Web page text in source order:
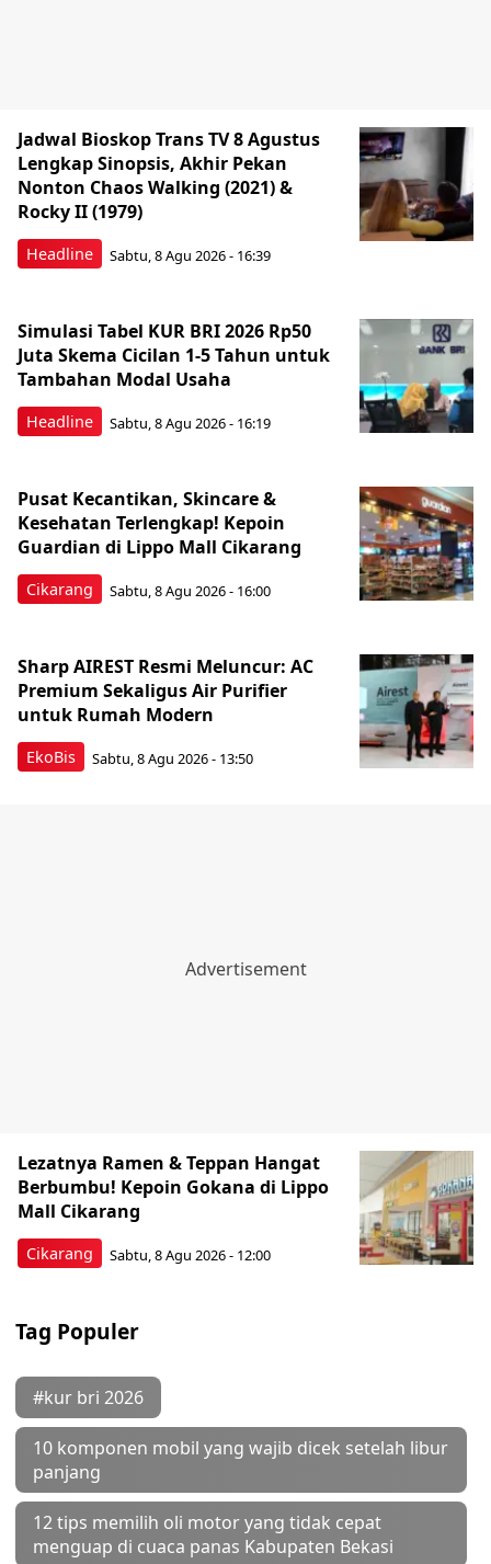
Headline
Jadwal Bioskop Trans TV 8 Agustus
Lengkap Sinopsis, Akhir Pekan
Nonton Chaos Walking (2021) &
Rocky II (1979)
Sabtu, 8 Agu 2026 - 16:39
Headline
Simulasi Tabel KUR BRI 2026 Rp50
Juta Skema Cicilan 1-5 Tahun untuk
Tambahan Modal Usaha
Sabtu, 8 Agu 2026 - 16:19
Cikarang
Pusat Kecantikan, Skincare &
Kesehatan Terlengkap! Kepoin
Guardian di Lippo Mall Cikarang
Sabtu, 8 Agu 2026 - 16:00
EkoBis
Sharp AIREST Resmi Meluncur: AC
Premium Sekaligus Air Purifier
untuk Rumah Modern
Sabtu, 8 Agu 2026 - 13:50
Cikarang
Lezatnya Ramen & Teppan Hangat
Berbumbu! Kepoin Gokana di Lippo
Mall Cikarang
Sabtu, 8 Agu 2026 - 12:00
Tag Populer
#kur bri 2026
10 komponen mobil yang wajib dicek setelah libur
panjang
12 tips memilih oli motor yang tidak cepat
menguap di cuaca panas Kabupaten Bekasi